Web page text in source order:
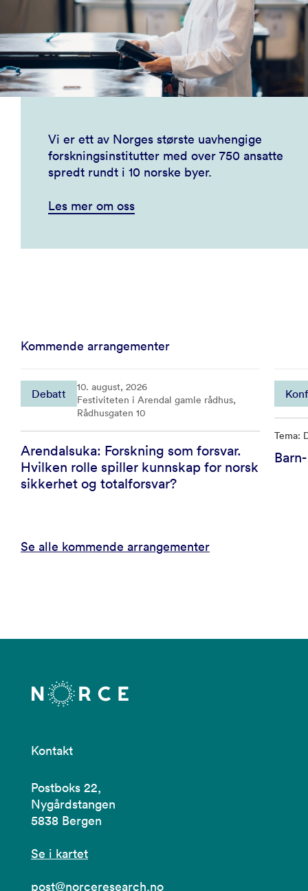
Vi er ett av Norges største uavhengige
forskningsinstitutter med over 750 ansatte
spredt rundt i 10 norske byer.
Les mer om oss
Kommende arrangementer
Debatt
10. august, 2026
Festiviteten i Arendal gamle rådhus,
Rådhusgaten 10
Arendalsuka: Forskning som forsvar.
Hvilken rolle spiller kunnskap for norsk
sikkerhet og totalforsvar?
Tema:
Se alle kommende arrangementer
Kontakt
Postboks 22,
Nygårdstangen
5838 Bergen
Se i kartet
post@norceresearch.no